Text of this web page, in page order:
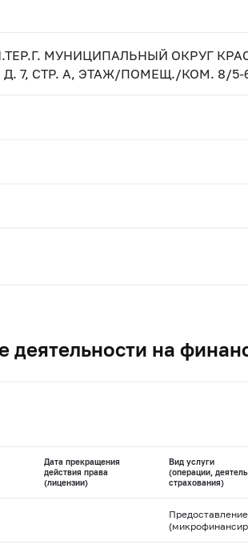
МУНИЦИПАЛЬНЫЙ ОКРУГ
7, СТР. А, ЭТАЖ/ПОМЕЩ./КОМ. 8/5-
деятельности на
Дата прекращения
действия права
(лицензии)
Вид услуги
(операции,
страхования)